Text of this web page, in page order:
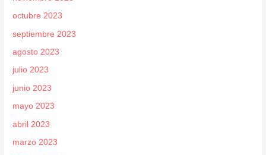
octubre 2023
septiembre 2023
agosto 2023
julio 2023
junio 2023
mayo 2023
abril 2023
marzo 2023